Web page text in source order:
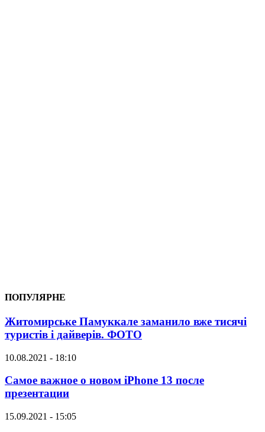
ПОПУЛЯРНЕ
Житомирське Памуккале заманило вже тисячі
туристів і дайверів. ФОТО
10.08.2021 - 18:10
Самое важное о новом iPhone 13 после
презентации
15.09.2021 - 15:05